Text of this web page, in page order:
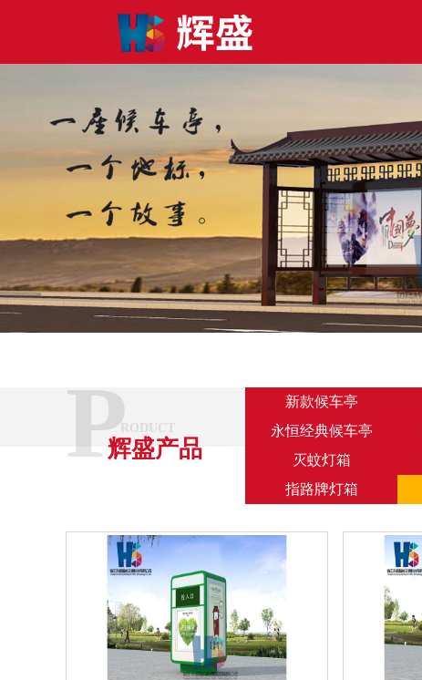
PRODUCT
辉盛产品
新款候车亭
永恒经典候车亭
灭蚊灯箱
指路牌灯箱